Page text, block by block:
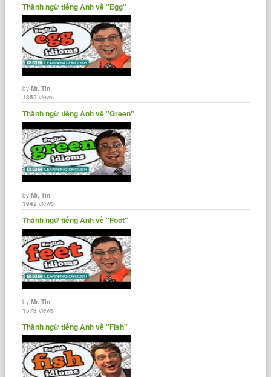
Thành ngữ tiếng Anh về "Egg"
byMr. Tin
1852 views
Thành ngữ tiếng Anh về "Green"
byMr. Tin
1942 views
Thành ngữ tiếng Anh về "Foot"
byMr. Tin
1578 views
Thành ngữ tiếng Anh về "Fish"